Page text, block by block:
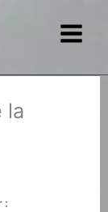
la
: